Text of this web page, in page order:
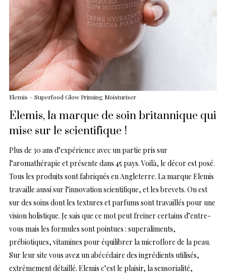
Elemis – Superfood Glow Priming Moisturiser
Elemis, la marque de soin britannique qui
mise sur le scientifique !
Plus de 30 ans d’expérience avec un partie pris sur
l’aromathérapie et présente dans 45 pays. Voilà, le décor est posé.
Tous les produits sont fabriqués en Angleterre. La marque Elemis
travaille aussi sur l’innovation scientifique, et les brevets. On est
sur des soins dont les textures et parfums sont travaillés pour une
vision holistique. Je sais que ce mot peut freiner certains d’entre-
vous mais les formules sont pointues : superaliments,
prébiotiques, vitamines pour équilibrer la microflore de la peau.
Sur leur site vous avez un abécédaire des ingrédients utilisés,
extrêmement détaillé. Elemis c’est le plaisir, la sensorialité,